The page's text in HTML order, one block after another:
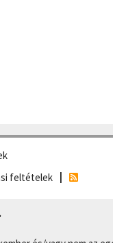
feltételek